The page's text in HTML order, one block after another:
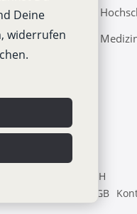
Deine
widerrufen
Stackfield GmbH
AGB